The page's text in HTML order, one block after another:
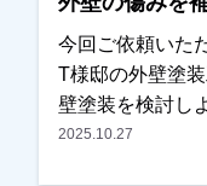
とのお言葉をい
私たちも大変嬉
切なお住まいの
いただき、誠に
今回ご依頼いた
T様邸の外壁塗
壁塗装を検討し
シをご覧いただ
2025.10.27